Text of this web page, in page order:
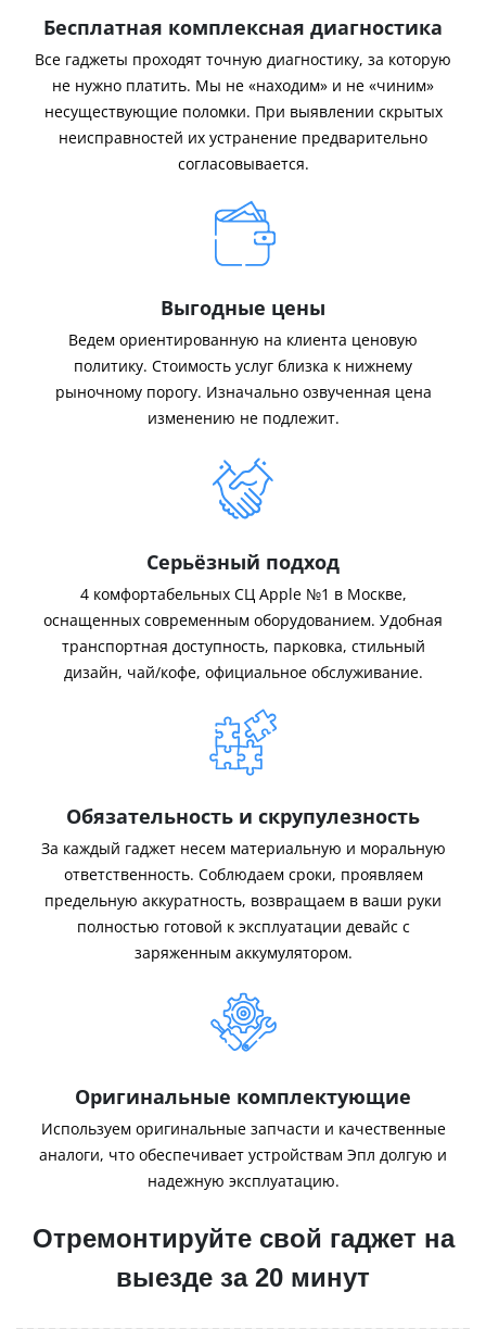
Бесплатная комплексная диагностика
Все гаджеты проходят точную диагностику, за которую
не нужно платить. Мы не «находим» и не «чиним»
несуществующие поломки. При выявлении скрытых
неисправностей их устранение предварительно
согласовывается.
Выгодные цены
Ведем ориентированную на клиента ценовую
политику. Стоимость услуг близка к нижнему
рыночному порогу. Изначально озвученная цена
изменению не подлежит.
Серьёзный подход
4 комфортабельных СЦ Apple №1 в Москве,
оснащенных современным оборудованием. Удобная
транспортная доступность, парковка, стильный
дизайн, чай/кофе, официальное обслуживание.
Обязательность и скрупулезность
За каждый гаджет несем материальную и моральную
ответственность. Соблюдаем сроки, проявляем
предельную аккуратность, возвращаем в ваши руки
полностью готовой к эксплуатации девайс с
заряженным аккумулятором.
Оригинальные комплектующие
Используем оригинальные запчасти и качественные
аналоги, что обеспечивает устройствам Эпл долгую и
надежную эксплуатацию.
Отремонтируйте свой гаджет на
выезде за 20 минут